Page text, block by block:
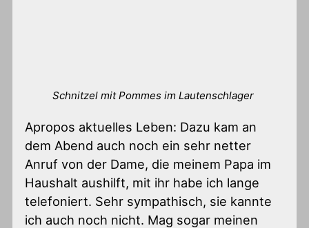
Schnitzel mit Pommes im Lautenschlager
Apropos aktuelles Leben: Dazu kam an
dem Abend auch noch ein sehr netter
Anruf von der Dame, die meinem Papa im
Haushalt aushilft, mit ihr habe ich lange
telefoniert. Sehr sympathisch, sie kannte
ich auch noch nicht. Mag sogar meinen